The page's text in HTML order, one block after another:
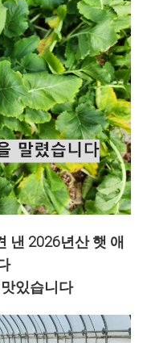
낸 2026년산 햇 애
있습니다